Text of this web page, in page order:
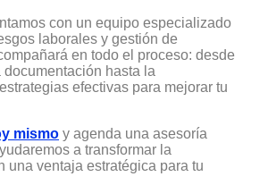
con un equipo especializado
laborales y gestión de
en todo el proceso: desde
documentación hasta la
efectivas para mejorar tu
mismo y agenda una asesoría
a transformar la
una ventaja estratégica para tu